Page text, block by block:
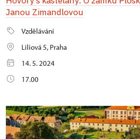
Janou Zimandlovou
Vzdělávání
Liliová 5, Praha
14. 5. 2024
17.00